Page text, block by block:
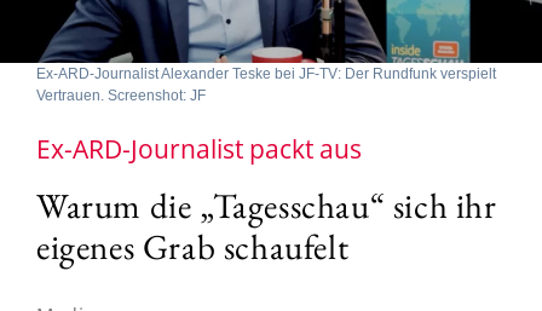
Ex-ARD-Journalist Alexander Teske bei JF-TV: Der Rundfunk verspielt
Vertrauen. Screenshot: JF
Ex-ARD-Journalist packt aus
Warum die „Tagesschau“ sich ihr
eigenes Grab schaufelt